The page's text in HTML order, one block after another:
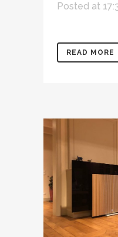
Posted at
READ MORE